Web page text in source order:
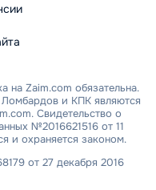
на Zaim.com обязательна.
и КПК являются
Свидетельство о
№2016621516 от 11
и охраняется законом.
от 27 декабря 2016